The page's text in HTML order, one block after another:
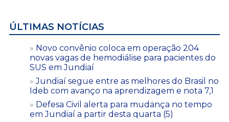
ÚLTIMAS NOTÍCIAS
Novo convênio coloca em operação 204
novas vagas de hemodiálise para pacientes do
SUS em Jundiaí
Jundiaí segue entre as melhores do Brasil no
Ideb com avanço na aprendizagem e nota 7,1
Defesa Civil alerta para mudança no tempo
em Jundiaí a partir desta quarta (5)